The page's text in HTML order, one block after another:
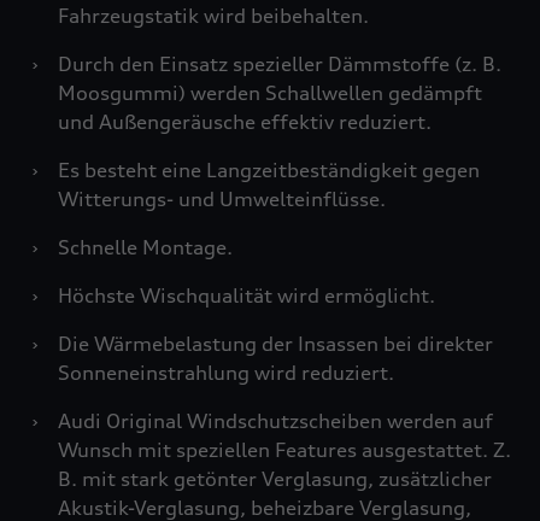
Fahrzeugstatik wird beibehalten.
›
Durch den Einsatz spezieller Dämmstoffe (z. B.
Moosgummi) werden Schallwellen gedämpft
und Außengeräusche effektiv reduziert.
›
Es besteht eine Langzeitbeständigkeit gegen
Witterungs- und Umwelteinflüsse.
›
Schnelle Montage.
›
Höchste Wischqualität wird ermöglicht.
›
Die Wärmebelastung der Insassen bei direkter
Sonneneinstrahlung wird reduziert.
›
Audi Original Windschutzscheiben werden auf
Wunsch mit speziellen Features ausgestattet. Z.
B. mit stark getönter Verglasung, zusätzlicher
Akustik-Verglasung, beheizbare Verglasung,